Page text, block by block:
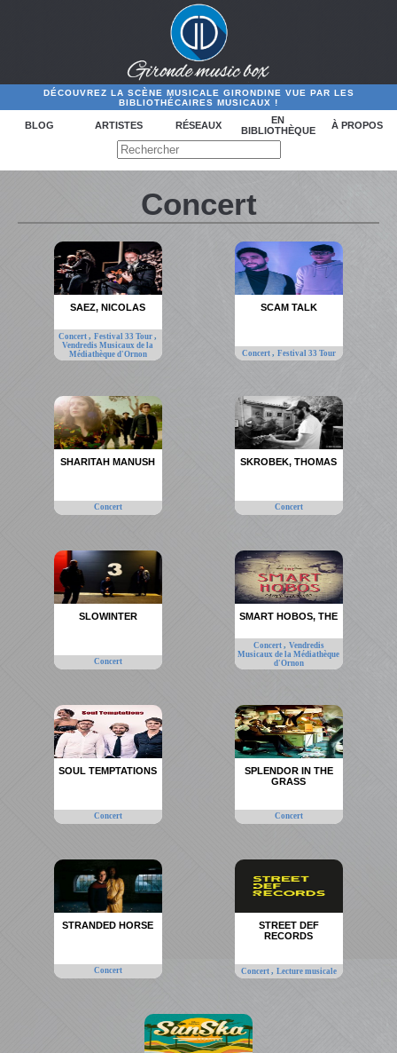
DÉCOUVREZ LA SCÈNE MUSICALE GIRONDINE VUE PAR LES
BIBLIOTHÉCAIRES MUSICAUX !
BLOG ARTISTES RÉSEAUX
EN
BIBLIOTHÈQUE
À PROPOS
Concert
SAEZ, NICOLAS
Concert,Festival 33 Tour,
Vendredis Musicaux de la
Médiathèque d'Ornon
SCAM TALK
Concert , Festival 33 Tour
SHARITAH MANUSH
Concert
SKROBEK, THOMAS
Concert
SLOWINTER
Concert
SMART HOBOS, THE
Concert , Vendredis
Musicaux de la Médiathèque
d'Ornon
SOUL TEMPTATIONS
Concert
SPLENDOR IN THE
GRASS
Concert
STRANDED HORSE
Concert
STREET DEF
RECORDS
Concert , Lecture musicale